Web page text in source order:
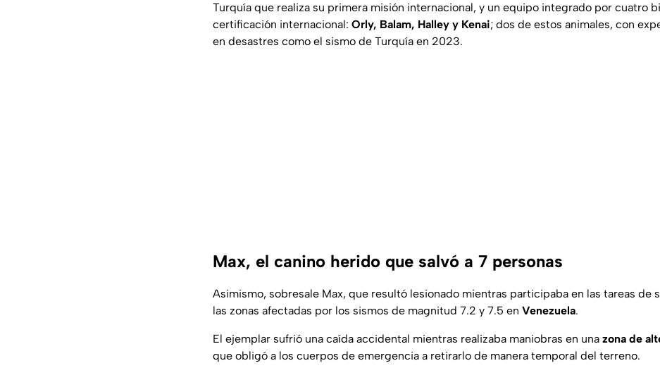
Turquía que realiza su primera misión internacional, y un equipo integrado por cuatro
certificación internacional: Orly, Balam, Halley y Kenai; dos de estos animales, con
en desastres como el sismo de Turquía en 2023.
Max, el canino herido que salvó a 7 personas
Asimismo, sobresale Max, que resultó lesionado mientras participaba en las tareas de
las zonas afectadas por los sismos de magnitud 7.2 y 7.5 en Venezuela.
El ejemplar sufrió una caída accidental mientras realizaba maniobras en una zona de
que obligó a los cuerpos de emergencia a retirarlo de manera temporal del terreno.